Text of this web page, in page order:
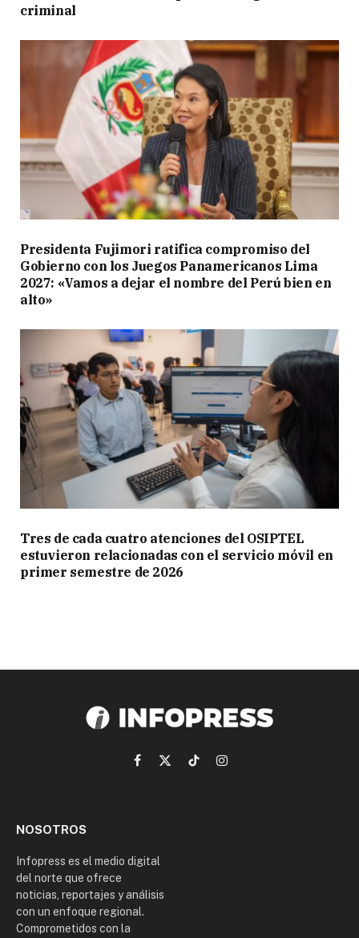
criminal
Presidenta Fujimori ratifica compromiso del
Gobierno con los Juegos Panamericanos Lima
2027: «Vamos a dejar el nombre del Perú bien en
alto»
Tres de cada cuatro atenciones del OSIPTEL
estuvieron relacionadas con el servicio móvil en
primer semestre de 2026
Facebook
X
TikTokInstagram
NOSOTROS
Infopress es el medio digital
del norte que ofrece
noticias, reportajes y análisis
con un enfoque regional.
Comprometidos con la